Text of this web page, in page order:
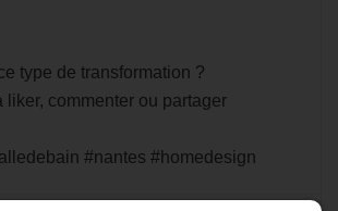
type de transformation ?
liker, commenter ou partager
#nantes #homedesign